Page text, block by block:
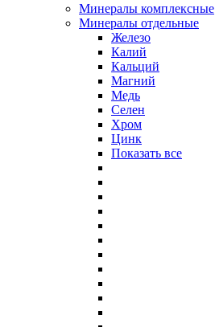
Минералы комплексные
Минералы отдельные
Железо
Калий
Кальций
Магний
Медь
Селен
Хром
Цинк
Показать все